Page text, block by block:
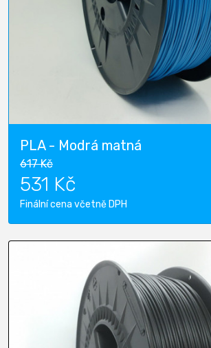
PLA - Modrá matná
617 Kč
531 Kč
Finální cena včetně DPH